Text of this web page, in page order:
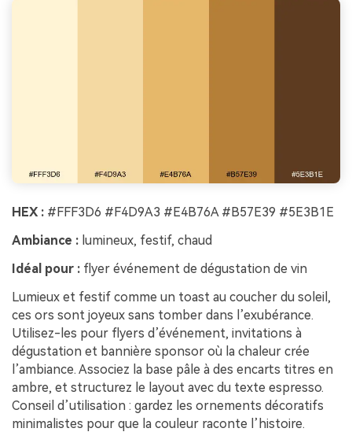
HEX : #FFF3D6 #F4D9A3 #E4B76A #B57E39 #5E3B1E
Ambiance : lumineux, festif, chaud
Idéal pour : flyer événement de dégustation de vin
Lumieux et festif comme un toast au coucher du soleil,
ces ors sont joyeux sans tomber dans l’exubérance.
Utilisez-les pour flyers d’événement, invitations à
dégustation et bannière sponsor où la chaleur crée
l’ambiance. Associez la base pâle à des encarts titres en
ambre, et structurez le layout avec du texte espresso.
Conseil d’utilisation : gardez les ornements décoratifs
minimalistes pour que la couleur raconte l’histoire.